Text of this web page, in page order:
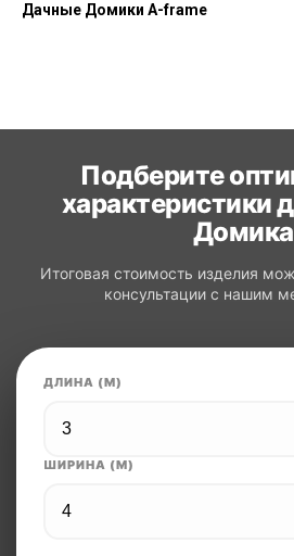
Дачные Домики A-frame
Подберите
характеристики
Домика
Итоговая стоимость изделия
консультации с нашим
ДЛИНА (М)
ШИРИНА (М)